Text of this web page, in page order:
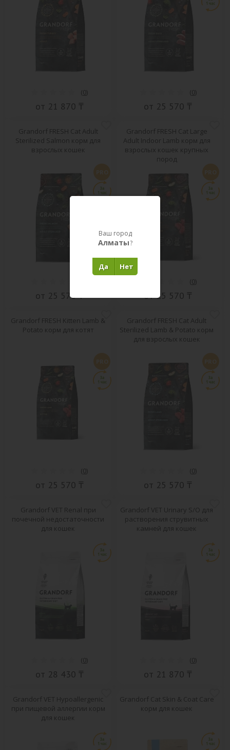
(0)
от 21 870 ₸
(0)
от 25 570 ₸
Grandorf FRESH Cat Adult
Sterilized Salmon корм для
взрослых кошек
от 25 570 ₸
Grandorf FRESH Cat Large
Adult Indoor Lamb корм для
взрослых кошек крупных
пород
(0)
от 25 570 ₸
Grandorf FRESH Kitten Lamb &
Potato корм для котят
(0)
от 25 570 ₸
Grandorf FRESH Cat Adult
Sterilized Lamb & Potato корм
для взрослых кошек
(0)
от 25 570 ₸
Grandorf VET Renal при
почечной недостаточности
для кошек
(0)
от 28 430 ₸
Grandorf VET Urinary S/O для
растворения струвитных
камней для кошек
(0)
от 21 870 ₸
Grandorf VET Hypoallergenic
при пищевой аллергии корм
для кошек
Grandorf Cat Skin & Coat Care
корм для кошек
Ваш город
Алматы?
Нет
Да